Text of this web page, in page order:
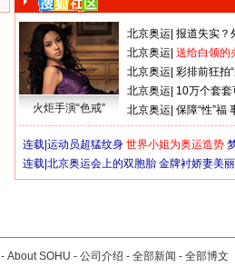
火炬手演“色戒”
北京奥运 报道失实？
北京奥运 送给白领的
北京奥运 彩排前狂拍
北京奥运 10万个套
北京奥运 保障“性”福
连载| 运动员超猛纹身 世界小姐为奥运造势
连载| 北京奥运会上的双胞胎 金牌衬娇妻美丽
- About SOHU - 公司介绍 - 全部新闻 - 全部博文